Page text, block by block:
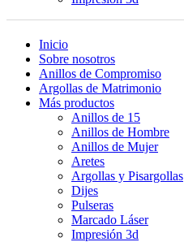
Inicio
Sobre nosotros
Anillos de Compromiso
Argollas de Matrimonio
Más productos
Anillos de 15
Anillos de Hombre
Anillos de Mujer
Aretes
Argollas y Pisargollas
Dijes
Pulseras
Marcado Láser
Impresión 3d